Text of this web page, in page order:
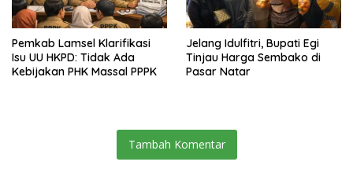
Pemkab Lamsel Klarifikasi
Isu UU HKPD: Tidak Ada
Kebijakan PHK Massal PPPK
Jelang Idulfitri, Bupati Egi
Tinjau Harga Sembako di
Pasar Natar
Tambah Komentar